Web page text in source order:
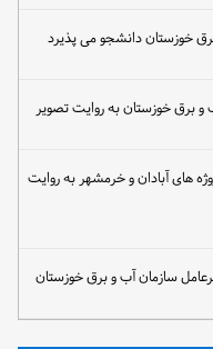
خوزستان دانشجو می پذیرد
و برق خوزستان به روایت تصویر
های آبادان و خرمشهر به روایت
سازمان آب و برق خوزستان